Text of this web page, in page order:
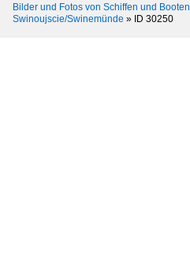
Bilder und Fotos von Schiffen und Booten
Swinoujscie/Swinemünde » ID 30250